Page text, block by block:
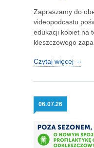
Zapraszamy do
videopodcastu
edukacji kobiet na
kleszczowego
Czytaj więcej
06.07.26